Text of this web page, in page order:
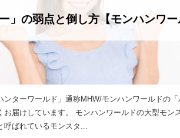
」の弱点と倒し方【モンハンワー
ンターワールド」通称MHW/モンハンワールドの「
届けしています。 モンハンワールドの大型モン
ばれているモンスタ...